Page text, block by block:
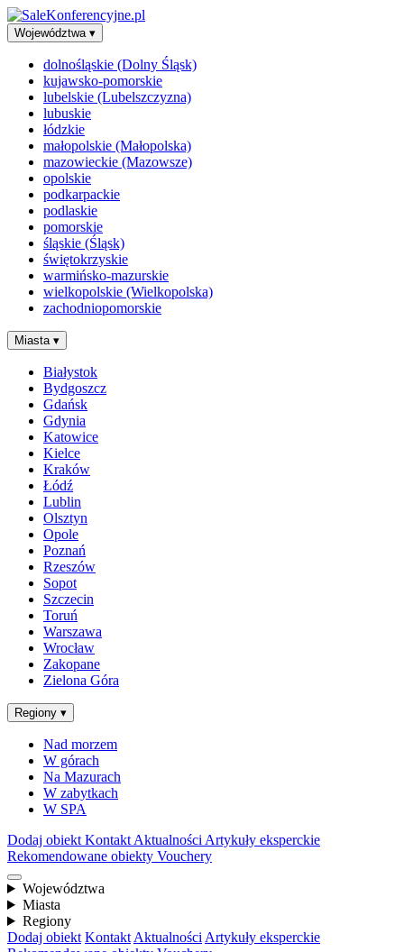
Województwa ▾
dolnośląskie (Dolny Śląsk)
kujawsko-pomorskie
lubelskie (Lubelszczyzna)
lubuskie
łódzkie
małopolskie (Małopolska)
mazowieckie (Mazowsze)
opolskie
podkarpackie
podlaskie
pomorskie
śląskie (Śląsk)
świętokrzyskie
warmińsko-mazurskie
wielkopolskie (Wielkopolska)
zachodniopomorskie
Miasta ▾
Białystok
Bydgoszcz
Gdańsk
Gdynia
Katowice
Kielce
Kraków
Łódź
Lublin
Olsztyn
Opole
Poznań
Rzeszów
Sopot
Szczecin
Toruń
Warszawa
Wrocław
Zakopane
Zielona Góra
Regiony ▾
Nad morzem
W górach
Na Mazurach
W zabytkach
W SPA
Dodaj obiekt Kontakt Aktualności Artykuły eksperckie
Rekomendowane obiekty Vouchery
Województwa
Miasta
Regiony
Dodaj obiekt Kontakt Aktualności Artykuły eksperckie